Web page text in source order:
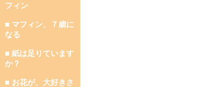
フィン
■ マフィン、７歳に
なる
■ 紙は足りています
か？
■ お花が、大好きさ